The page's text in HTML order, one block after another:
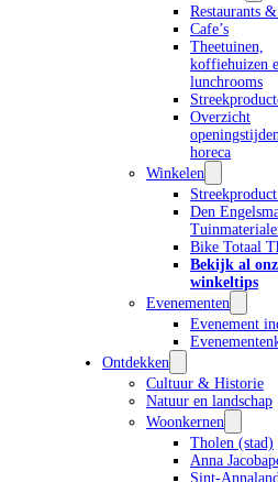
Restaurants
Cafe’s
Theetuinen,
koffiehuizen
lunchrooms
Overzicht
horeca
Winkelen
Den
Bike Totaal
Bekijk al
winkeltips
Evenementen
Evenement
Ontdekken
Cultuur & Historie
Natuur en landschap
Woonkernen
Tholen (stad)
Anna
Sint-